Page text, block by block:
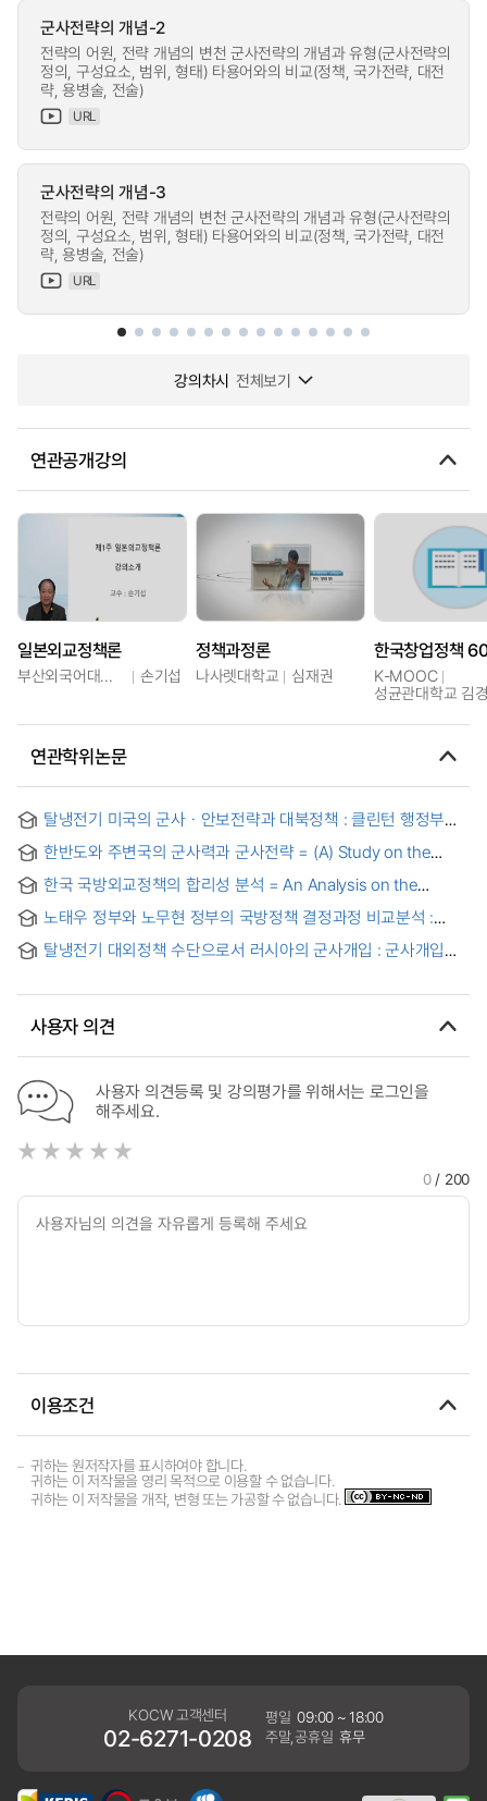
군사전략의 개념-2
전략의 어원, 전략 개념의 변천 군사전략의 개념과 유형(군사전략의
정의, 구성요소, 범위, 형태) 타용어와의 비교(정책, 국가전략, 대전
략, 용병술, 전술)
URL
군사전략의 개념-3
전략의 어원, 전략 개념의 변천 군사전략의 개념과 유형(군사전략의
정의, 구성요소, 범위, 형태) 타용어와의 비교(정책, 국가전략, 대전
략, 용병술, 전술)
URL
강의차시 전체보기
연관공개강의
일본외교정책론
부산외국어대학교 손기섭
정책과정론
나사렛대학교 심재권
K-MOOC
성균관대학교 김
연관학위논문
탈냉전기 미국의 군사ㆍ안보전략과 대북정책 : 클린턴 행정부와
military strategy toward DPRK : a comparative analysis of
the Clinton and the Bush administrations
한반도와 주변국의 군사력과 군사전략 = (A) Study on the
Military Forces and Military Strategy
한국 국방외교정책의 합리성 분석 = An Analysis on the
노태우 정부와 노무현 정부의 국방정책 결정과정 비교분석 :
Analysis of the Defense Policy Making Process of the Roh
the 818 Plan and the Military Reform 2020
탈냉전기 대외정책 수단으로서 러시아의 군사개입 : 군사개입의
Decision to Intervene
사용자 의견
사용자 의견등록 및 강의평가를 위해서는 로그인을
해주세요.
0/ 200
이용조건
귀하는 원저작자를 표시하여야 합니다.
귀하는 이 저작물을 영리 목적으로 이용할 수 없습니다.
귀하는 이 저작물을 개작, 변형 또는 가공할 수 없습니다.
KOCW 고객센터
02-6271-0208
평일 09:00 ~ 18:00
주말,공휴일 휴무